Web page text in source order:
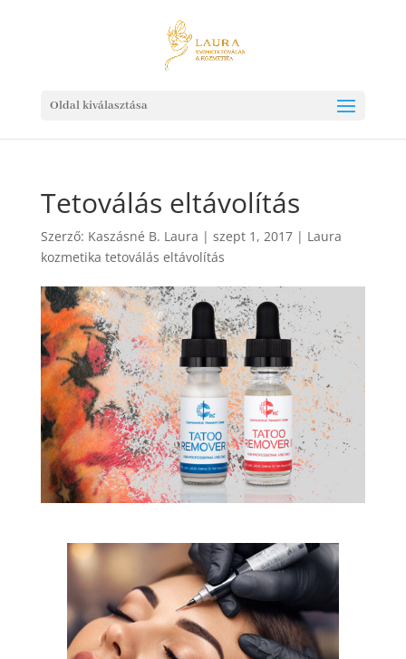
Oldal kiválasztása
Tetoválás eltávolítás
Szerző: Kaszásné B. Laura | szept 1, 2017| Laura
kozmetika tetoválás eltávolítás